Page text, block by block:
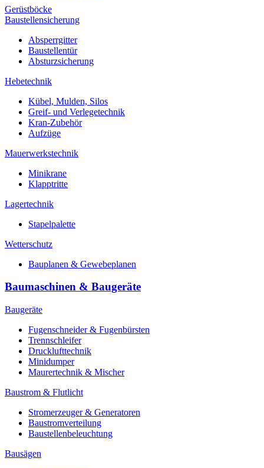
Gerüstböcke
Baustellensicherung
Absperrgitter
Baustellentür
Absturzsicherung
Hebetechnik
Kübel, Mulden, Silos
Greif- und Verlegetechnik
Kran-Zubehör
Aufzüge
Mauerwerkstechnik
Minikrane
Klapptritte
Lagertechnik
Stapelpalette
Wetterschutz
Bauplanen & Gewebeplanen
Baumaschinen & Baugeräte
Baugeräte
Fugenschneider & Fugenbürsten
Trennschleifer
Drucklufttechnik
Minidumper
Maurertechnik & Mischer
Baustrom & Flutlicht
Stromerzeuger & Generatoren
Baustromverteilung
Baustellenbeleuchtung
Bausägen